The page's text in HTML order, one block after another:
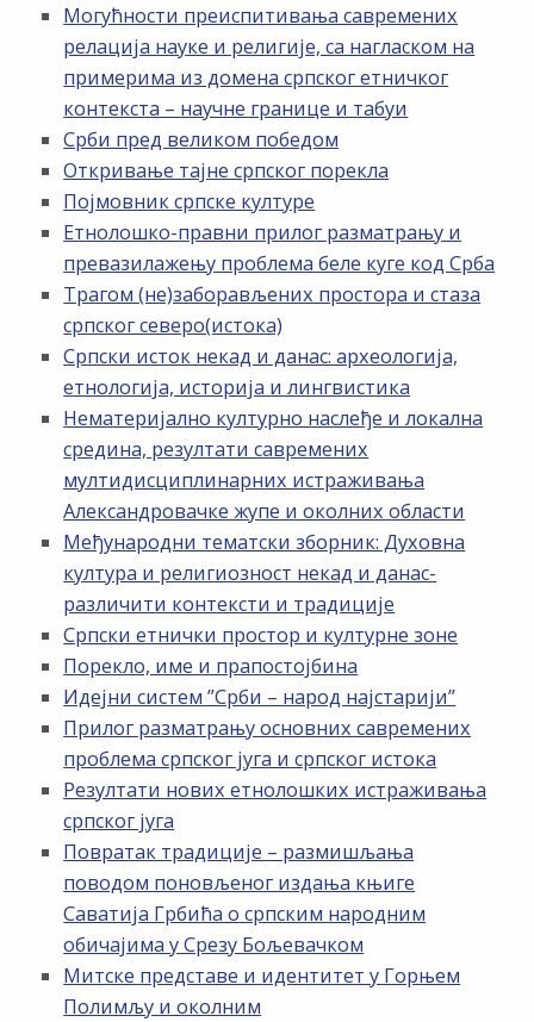
Могућности преиспитивања савремених
релација науке и религије, са нагласком на
примерима из домена српског етничког
контекста – научне границе и табуи
Срби пред великом победом
Откривање тајне српског порекла
Појмовник српске културе
Етнолошко-правни прилог разматрању и
превазилажењу проблема беле куге код Срба
Трагом (не)заборављених простора и стаза
српског северо(истока)
Српски исток некад и данас: археологија,
етнологија, историја и лингвистика
Нематеријално културно наслеђе и локална
средина, резултати савремених
мултидисциплинарних истраживања
Александровачке жупе и околних области
Међународни тематски зборник: Духовна
култура и религиозност некад и данас-
различити контексти и традиције
Српски етнички простор и културне зоне
Порекло, име и прапостојбина
Идејни систем ”Срби – народ најстарији”
Прилог разматрању основних савремених
проблема српског југа и српског истока
Резултати нових етнолошких истраживања
српског југа
Повратак традиције – размишљања
поводом поновљеног издања књиге
Саватија Грбића о српским народним
обичајима у Срезу Бољевачком
Митске представе и идентитет у Горњем
Полимљу и околним